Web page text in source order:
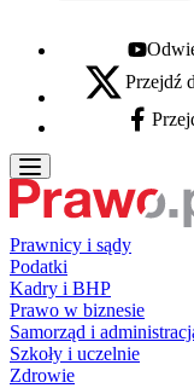
Youtube -
X - otwiera się w
Przejdź
Facebook
Prawnicy i sądy
Podatki
Kadry i BHP
Prawo w biznesie
Samorząd i
Szkoły i uczelnie
Zdrowie